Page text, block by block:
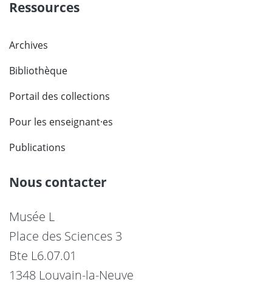
Ressources
Archives
Bibliothèque
Portail des collections
Pour les enseignant·es
Publications
Nous contacter
Musée L
Place des Sciences 3
Bte L6.07.01
1348 Louvain-la-Neuve